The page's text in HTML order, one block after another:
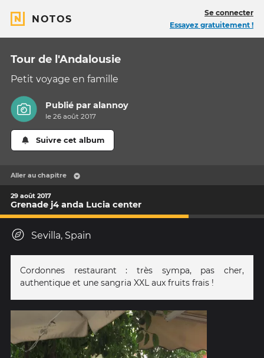
NOTOS
Se connecter
Essayez gratuitement !
Tour de l'Andalousie
Petit voyage en famille
Publié paralannoy
le 26 août 2017
Suivre cet album
Aller au chapitre
29 août 2017
Grenade j4 anda Lucia center
Sevilla, Spain
Cordonnes restaurant : très sympa, pas cher,
authentique et une sangria XXL aux fruits frais !